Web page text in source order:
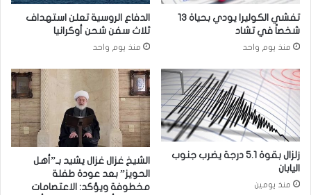
ي
ز
ا
ت
و
ن
ا
ل
م
ل
ص
ر
ي
ت
ا
ر
ي
خ
ي
تفشي الكوليرا يودي بحياة 13
شخصاً في تشاد
منذ يوم واحد
الدفاع الروسية تعلن استهداف
ثلاث سفن شحن أوكرانيا
منذ يوم واحد
زلزال بقوة 5.1 درجة يضرب جنوب
اليابان
منذ يومين
الشيخ غزال غزال يشيد بـ”أهل
الحويز” بعد عودة طفلة
مخطوفة ويؤكد: الاعتصامات